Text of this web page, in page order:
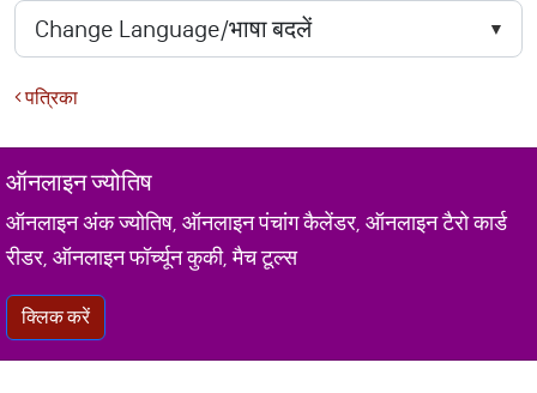
पत्रिका
ऑनलाइन ज्योतिष
ऑनलाइन अंक ज्योतिष, ऑनलाइन पंचांग कैलेंडर, ऑनलाइन टैरो कार्ड
रीडर, ऑनलाइन फॉर्च्यून कुकी, मैच टूल्स
क्लिक करें